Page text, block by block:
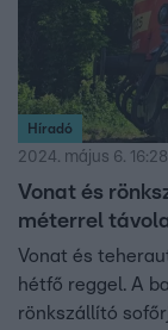
Híradó
2024. május 6. 16:28
Vonat és
méterrel
Vonat és
hétfő reggel. A
rönkszállító